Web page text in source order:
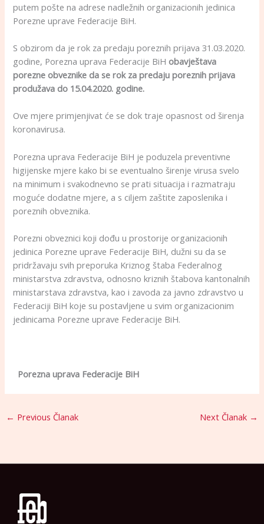
putem pošte na adrese nadležnih organizacionih jedinica
Porezne uprave Federacije BiH.
S obzirom da je rok za predaju poreznih prijava 31.03.2020.
godine, Porezna uprava Federacije BiH obavještava
porezne obveznike da se rok za predaju poreznih prijava
produžava do 15.04.2020. godine.
Ove mjere primjenjivat će se dok traje opasnost od širenja
koronavirusa.
Porezna uprava Federacije BiH je poduzela preventivne
higijenske mjere kako bi se eventualno širenje virusa svelo
na minimum i svakodnevno se prati situacija i razmatraju
moguće dodatne mjere, a s ciljem zaštite zaposlenika i
poreznih obveznika.
Porezni obveznici koji dođu u prostorije organizacionih
jedinica Porezne uprave Federacije BiH, dužni su da se
pridržavaju svih preporuka Kriznog štaba Federalnog
ministarstva zdravstva, odnosno kriznih štabova kantonalnih
ministarstava zdravstva, kao i zavoda za javno zdravstvo u
Federaciji BiH koje su postavljene u svim organizacionim
jedinicama Porezne uprave Federacije BiH.
Porezna uprava Federacije BiH
← Previous Članak Next Članak →